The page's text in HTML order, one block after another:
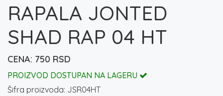
RAPALA JONTED
SHAD RAP 04 HT
750 RSD
PROIZVOD DOSTUPAN NA LAGERU
Šifra proizvoda: JSR04HT